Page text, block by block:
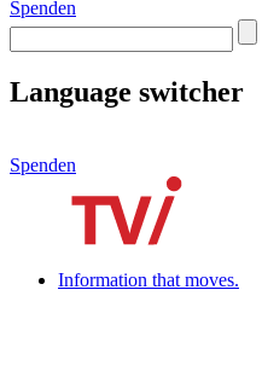
Spenden
Language switcher
Spenden
Information that moves.